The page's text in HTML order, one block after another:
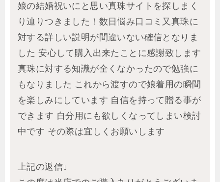
娘の結婚祝いにと思い真珠サイトを探しまく
り辿りつきました！数日悩み口コミ又真珠に
対する詳しい説明が間違いない確信となりま
した 安心して購入出来たことに感謝致します
真珠に対する知識が全くなかったので勉強に
もなりました これから渡すので娘着用の瞬間
を楽しみにしています 自信を持って贈る事が
できます 自分用にも欲しくなってしまい検討
中です その際は宜しくお願いします
上記の返信↓